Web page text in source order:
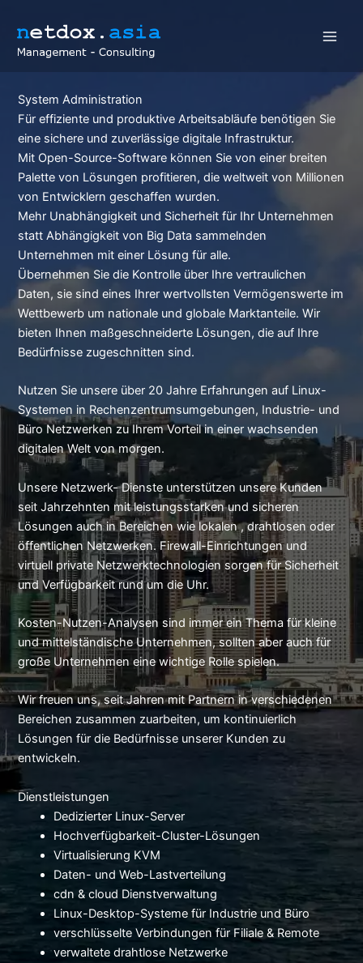
Inhalt
springen
System Administration
Für effiziente und produktive Arbeitsabläufe benötigen Sie
eine sichere und zuverlässige digitale Infrastruktur.
Mit Open-Source-Software können Sie von einer breiten
Palette von Lösungen profitieren, die weltweit von Millionen
von Entwicklern geschaffen wurden.
Mehr Unabhängigkeit und Sicherheit für Ihr Unternehmen
statt Abhängigkeit von Big Data sammelnden
Unternehmen mit einer Lösung für alle.
Übernehmen Sie die Kontrolle über Ihre vertraulichen
Daten, sie sind eines Ihrer wertvollsten Vermögenswerte im
Wettbewerb um nationale und globale Marktanteile. Wir
bieten Ihnen maßgeschneiderte Lösungen, die auf Ihre
Bedürfnisse zugeschnitten sind.
Nutzen Sie unsere über 20 Jahre Erfahrungen auf Linux-
Systemen in Rechenzentrumsumgebungen, Industrie- und
Büro Netzwerken zu Ihrem Vorteil in einer wachsenden
digitalen Welt von morgen.
Unsere Netzwerk- Dienste unterstützen unsere Kunden
seit Jahrzehnten mit leistungsstarken und sicheren
Lösungen auch in Bereichen wie lokalen , drahtlosen oder
öffentlichen Netzwerken. Firewall-Einrichtungen und
virtuell private Netzwerktechnologien sorgen für Sicherheit
und Verfügbarkeit rund um die Uhr.
Kosten-Nutzen-Analysen sind immer ein Thema für kleine
und mittelständische Unternehmen, sollten aber auch für
große Unternehmen eine wichtige Rolle spielen.
Wir freuen uns, seit Jahren mit Partnern in verschiedenen
Bereichen zusammen zuarbeiten, um kontinuierlich
Lösungen für die Bedürfnisse unserer Kunden zu
entwickeln.
Dienstleistungen
Dedizierter Linux-Server
Hochverfügbarkeit-Cluster-Lösungen
Virtualisierung KVM
Daten- und Web-Lastverteilung
cdn & cloud Dienstverwaltung
Linux-Desktop-Systeme für Industrie und Büro
verschlüsselte Verbindungen für Filiale & Remote
verwaltete drahtlose Netzwerke